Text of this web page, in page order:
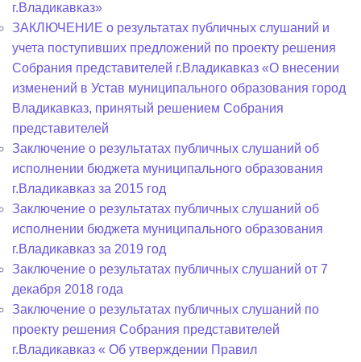
г.Владикавказ»
ЗАКЛЮЧЕНИЕ о результатах публичных слушаний и
учета поступивших предложений по проекту решения
Собрания представителей г.Владикавказ «О внесении
изменений в Устав муниципального образования город
Владикавказ, принятый решением Собрания
представителей
Заключение о результатах публичных слушаний об
исполнении бюджета муниципального образования
г.Владикавказ за 2015 год
Заключение о результатах публичных слушаний об
исполнении бюджета муниципального образования
г.Владикавказ за 2019 год
Заключение о результатах публичных слушаний от 7
декабря 2018 года
Заключение о результатах публичных слушаний по
проекту решения Собрания представителей
г.Владикавказ « Об утверждении Правил